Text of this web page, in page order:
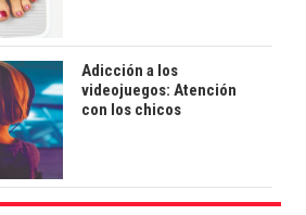
Adicción a los
videojuegos: Atención
con los chicos